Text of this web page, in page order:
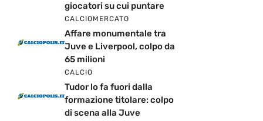
giocatori su cui puntare
CALCIOMERCATO
Affare monumentale tra
Juve e Liverpool, colpo da
65 milioni
CALCIO
Tudor lo fa fuori dalla
formazione titolare: colpo
di scena alla Juve